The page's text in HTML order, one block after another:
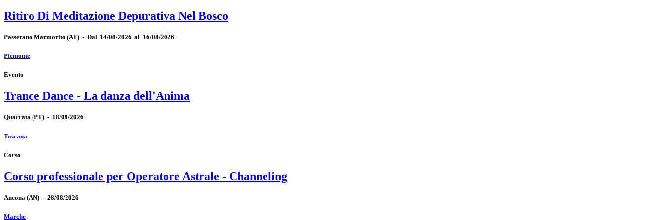
Ritiro Di Meditazione Depurativa Nel Bosco
Passerano Marmorito (AT) - Dal 14/08/2026 al 16/08/2026
Piemonte
Evento
Trance Dance - La danza dell'Anima
Quarrata (PT) - 18/09/2026
Toscana
Corso
Corso professionale per Operatore Astrale - Channeling
Ancona (AN) - 28/08/2026
Marche